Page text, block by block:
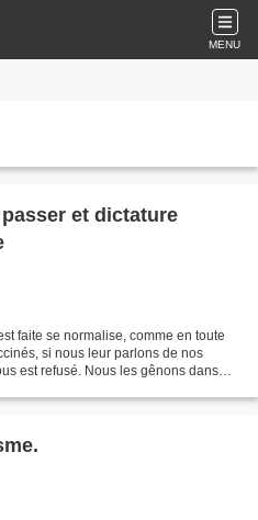
MENU
et dictature
faite se normalise, comme en toute
si nous leur parlons de nos
est refusé. Nous les gênons dans